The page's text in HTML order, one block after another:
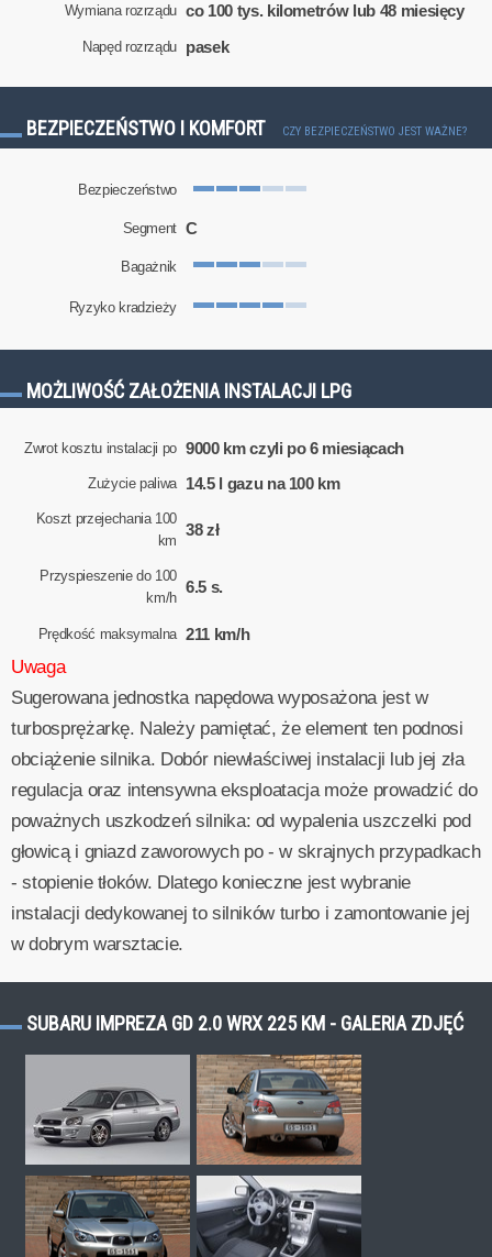
Wymiana rozrządu co 100 tys. kilometrów lub 48 miesięcy
Napęd rozrządu pasek
BEZPIECZEŃSTWO I KOMFORT CZY BEZPIECZEŃSTWO JEST WAŻNE?
Bezpieczeństwo
Segment C
Bagażnik
Ryzyko kradzieży
MOŻLIWOŚĆ ZAŁOŻENIA INSTALACJI LPG
Zwrot kosztu instalacji po 9000 km czyli po 6 miesiącach
Zużycie paliwa 14.5 l gazu na 100 km
Koszt przejechania 100
km
38 zł
Przyspieszenie do 100
km/h
6.5 s.
Prędkość maksymalna 211 km/h
Uwaga
Sugerowana jednostka napędowa wyposażona jest w
turbosprężarkę. Należy pamiętać, że element ten podnosi
obciążenie silnika. Dobór niewłaściwej instalacji lub jej zła
regulacja oraz intensywna eksploatacja może prowadzić do
poważnych uszkodzeń silnika: od wypalenia uszczelki pod
głowicą i gniazd zaworowych po - w skrajnych przypadkach
- stopienie tłoków. Dlatego konieczne jest wybranie
instalacji dedykowanej to silników turbo i zamontowanie jej
w dobrym warsztacie.
SUBARU IMPREZA GD 2.0 WRX 225 KM - GALERIA ZDJĘĆ